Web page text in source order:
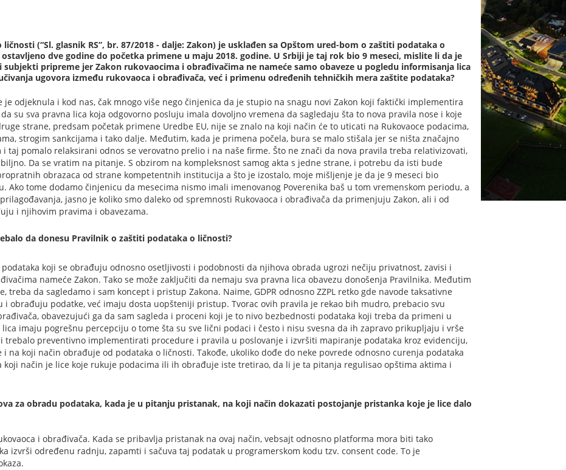
(“Sl. glasnik RS”, br. 87/2018 - dalje: Zakon) je usklađen sa Opštom ured-bom o zaštiti podataka o
ostavljeno dve godine do početka primene u maju 2018. godine. U Srbiji je taj rok bio 9 meseci, mislite li da je
pripreme jer Zakon rukovaocima i obrađivačima ne nameće samo obaveze u pogledu informisanja lica
ugovora između rukovaoca i obrađivača, već i primenu određenih tehničkih mera zaštite podataka?
je odjeknula i kod nas, čak mnogo više nego činjenica da je stupio na snagu novi Zakon koji faktički implementira
su sva pravna lica koja odgovorno posluju imala dovoljno vremena da sagledaju šta to nova pravila nose i koje
strane, predsam početak primene Uredbe EU, nije se znalo na koji način će to uticati na Rukovaoce podacima,
strogim sankcijama i tako dalje. Međutim, kada je primena počela, bura se malo stišala jer se ništa značajno
taj pomalo relaksirani odnos se verovatno prelio i na naše firme. Što ne znači da nova pravila treba relativizovati,
Da se vratim na pitanje. S obzirom na kompleksnost samog akta s jedne strane, i potrebu da isti bude
obrazaca od strane kompetentnih institucija a što je izostalo, moje mišljenje je da je 9 meseci bio
Ako tome dodamo činjenicu da mesecima nismo imali imenovanog Poverenika baš u tom vremenskom periodu, a
jasno je koliko smo daleko od spremnosti Rukovaoca i obrađivača da primenjuju Zakon, ali i od
i njihovim pravima i obavezama.
da donesu Pravilnik o zaštiti podataka o ličnosti?
koji se obrađuju odnosno osetljivosti i podobnosti da njihova obrada ugrozi nečiju privatnost, zavisi i
nameće Zakon. Tako se može zaključiti da nemaju sva pravna lica obavezu donošenja Pravilnika. Međutim
da sagledamo i sam koncept i pristup Zakona. Naime, GDPR odnosno ZZPL retko gde navode taksativne
obrađuju podatke, već imaju dosta uopšteniji pristup. Tvorac ovih pravila je rekao bih mudro, prebacio svu
obavezujući ga da sam sagleda i proceni koji je to nivo bezbednosti podataka koji treba da primeni u
imaju pogrešnu percepciju o tome šta su sve lični podaci i često i nisu svesna da ih zapravo prikupljaju i vrše
trebalo preventivno implementirati procedure i pravila u poslovanje i izvršiti mapiranje podataka kroz evidenciju,
na koji način obrađuje od podataka o ličnosti. Takođe, ukoliko dođe do neke povrede odnosno curenja podataka
način je lice koje rukuje podacima ili ih obrađuje iste tretirao, da li je ta pitanja regulisao opštima aktima i
za obradu podataka, kada je u pitanju pristanak, na koji način dokazati postojanje pristanka koje je lice dalo
i obrađivača. Kada se pribavlja pristanak na ovaj način, vebsajt odnosno platforma mora biti tako
izvrši određenu radnju, zapamti i sačuva taj podatak u programerskom kodu tzv. consent code. To je